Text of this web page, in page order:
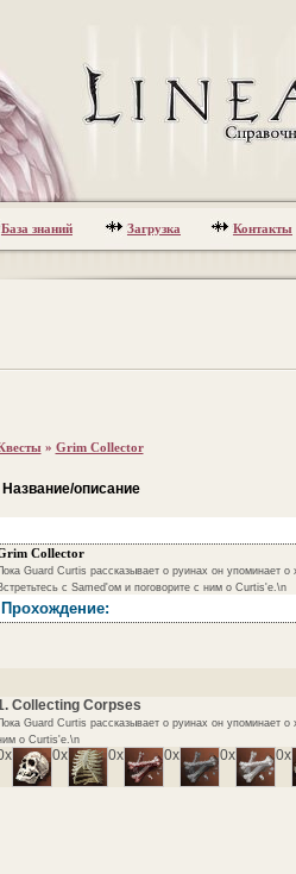
База знаний Загрузка Контакты
» Grim Collector
Название/описание
Collector
Guard Curtis рассказывает о руинах он упоминает
с Samed'ом и поговорите с ним о Curtis'е.\n
Прохождение:
Collecting Corpses
Guard Curtis рассказывает о руинах он упоминает
о Curtis'е.\n
0x 0x 0x 0x 0x